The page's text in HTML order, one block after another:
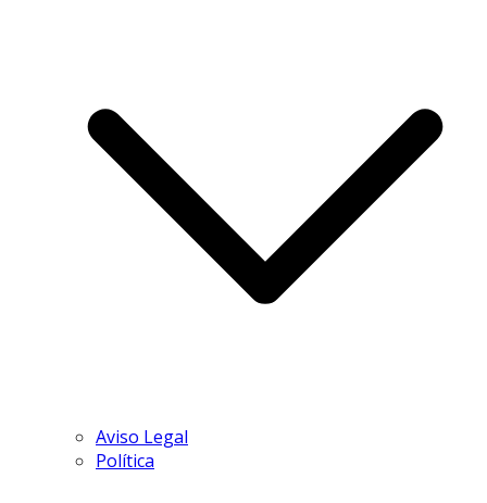
Aviso Legal
Política